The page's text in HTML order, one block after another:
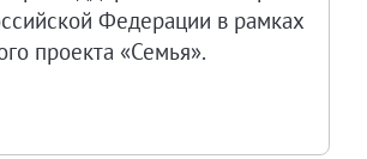
Федерации в рамках
проекта «Семья».